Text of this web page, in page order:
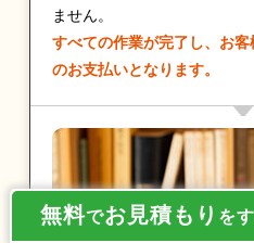
ません。
すべての作業が完了し、お
のお支払いとなります。
無料でお見積もり を